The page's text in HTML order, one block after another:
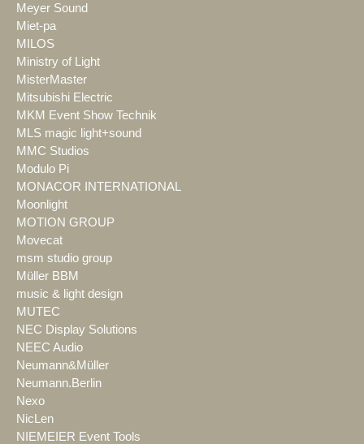
Meyer Sound
Miet-pa
MILOS
Ministry of Light
MisterMaster
Mitsubishi Electric
MKM Event Show Technik
MLS magic light+sound
MMC Studios
Modulo Pi
MONACOR INTERNATIONAL
Moonlight
MOTION GROUP
Movecat
msm studio group
Müller BBM
music & light design
MUTEC
NEC Display Solutions
NEEC Audio
Neumann&Müller
Neumann.Berlin
Nexo
NicLen
NIEMEIER Event Tools